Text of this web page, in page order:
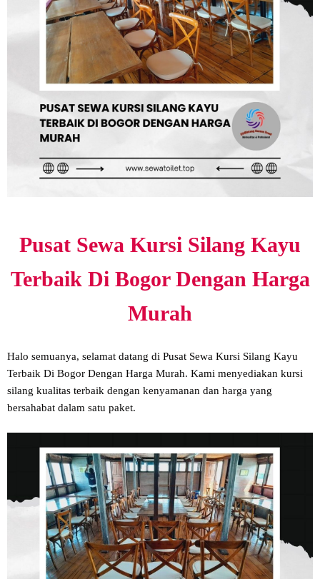
Pusat Sewa Kursi Silang Kayu
Terbaik Di Bogor Dengan Harga
Murah
Halo semuanya, selamat datang di Pusat Sewa Kursi Silang Kayu
Terbaik Di Bogor Dengan Harga Murah. Kami menyediakan kursi
silang kualitas terbaik dengan kenyamanan dan harga yang
bersahabat dalam satu paket.